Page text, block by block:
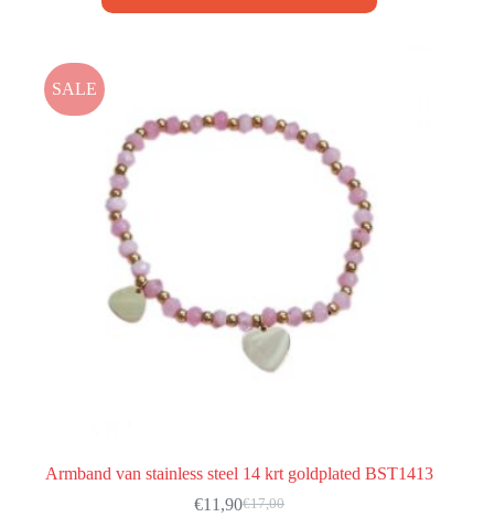
SALE
Armband van stainless steel 14 krt goldplated BST1413
€17,00
€11,90